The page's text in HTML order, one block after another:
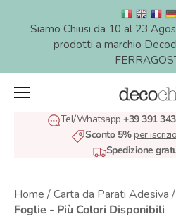
Siamo Chiusi da 10 al 23
prodotti a marchio
Tel/Whatsapp +39 391
Sconto 5%per
Spedizione
Home /Carta da Parati Adesiva /
Foglie - Più Colori Disponibili